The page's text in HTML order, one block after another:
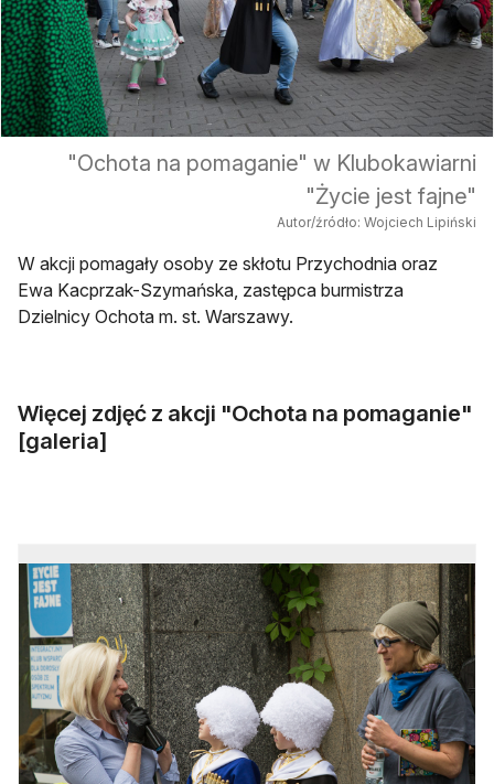
"Ochota na pomaganie" w Klubokawiarni
"Życie jest fajne"
Autor/źródło: Wojciech Lipiński
W akcji pomagały osoby ze skłotu Przychodnia oraz
Ewa Kacprzak-Szymańska, zastępca burmistrza
Dzielnicy Ochota m. st. Warszawy.
Więcej zdjęć z akcji "Ochota na pomaganie"
[galeria]